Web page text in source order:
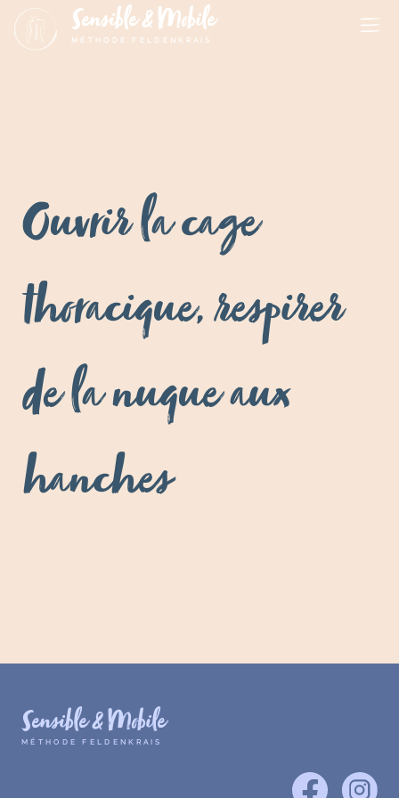
Sensible & Mobile
MÉTHODE FELDENKRAIS
Ouvrir la cage
thoracique, respirer
de la nuque aux
hanches
Sensible & Mobile
MÉTHODE FELDENKRAIS